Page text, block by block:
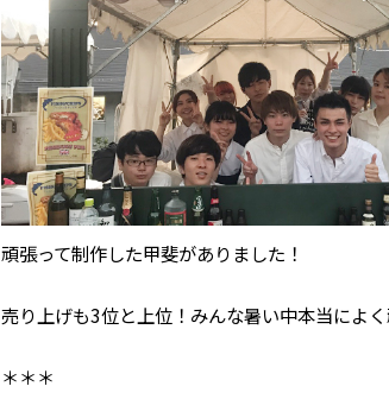
頑張って制作した甲斐がありました！
売り上げも3位と上位！みんな暑い中本当によ
＊＊＊